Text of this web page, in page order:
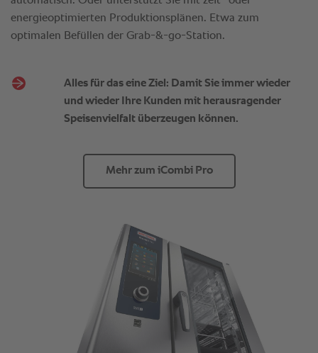
Alles für das eine Ziel: Damit Sie immer wieder
und wieder Ihre Kunden mit herausragender
Speisenvielfalt überzeugen können.
Mehr zum iCombi Pro